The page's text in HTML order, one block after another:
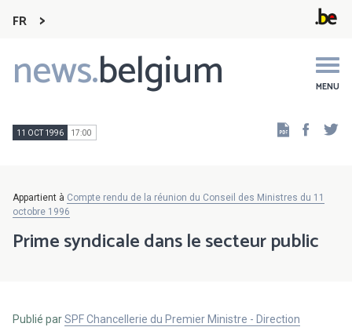
FR
news.belgium MENU
Main
navigation
11 OCT 1996 17:00
Appartient à Compte rendu de la réunion du Conseil des Ministres du 11
octobre 1996
Prime syndicale dans le secteur public
Publié parSPF Chancellerie du Premier Ministre - Direction